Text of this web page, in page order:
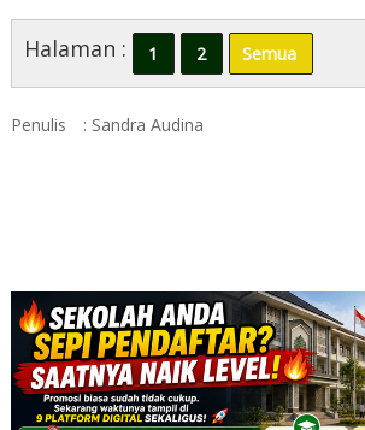
Halaman : 1 2 Semua
Penulis : Sandra Audina